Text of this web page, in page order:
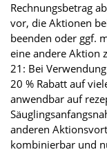
Rechnungsbetrag
vor, die Aktionen
beenden oder ggf.
eine andere Aktion
21: Bei
20 % Rabatt auf
anwendbar auf
anderen
kombinierbar und